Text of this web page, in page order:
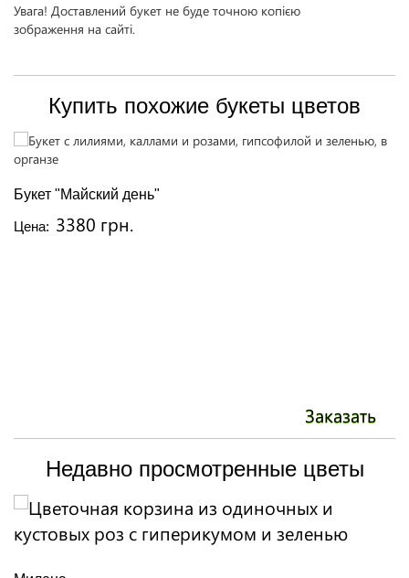
Увага! Доставлений букет не буде точною копією
зображення на сайті.
Купить похожие букеты цветов
Букет "Майский день"
Цена: 3380 грн.
Заказать
Недавно просмотренные цветы